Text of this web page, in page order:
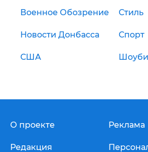
Военное Обозрение Стиль
Новости Донбасса Спорт
США
О проекте
Редакция
Реклама